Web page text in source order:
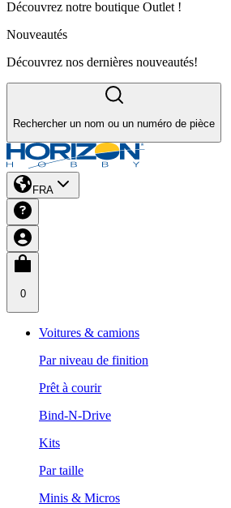
Découvrez notre boutique Outlet !
Nouveautés
Découvrez nos dernières nouveautés!
Rechercher un nom ou un numéro de pièce
FRA
0
Voitures & camions
Par niveau de finition
Prêt à courir
Bind-N-Drive
Kits
Par taille
Minis & Micros